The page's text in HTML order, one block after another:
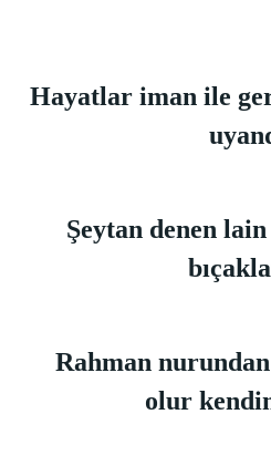
Hayatlar iman ile
Şeytan denen
Rahman
olur